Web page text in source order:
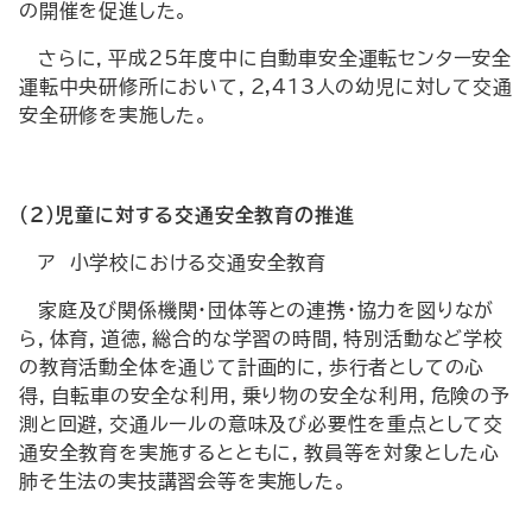
の開催を促進した。
さらに，平成25年度中に自動車安全運転センター安全
運転中央研修所において，2,413人の幼児に対して交通
安全研修を実施した。
（2）児童に対する交通安全教育の推進
ア 小学校における交通安全教育
家庭及び関係機関・団体等との連携・協力を図りなが
ら，体育，道徳，総合的な学習の時間，特別活動など学校
の教育活動全体を通じて計画的に，歩行者としての心
得，自転車の安全な利用，乗り物の安全な利用，危険の予
測と回避，交通ルールの意味及び必要性を重点として交
通安全教育を実施するとともに，教員等を対象とした心
肺そ生法の実技講習会等を実施した。